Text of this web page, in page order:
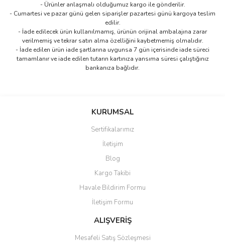
- Ürünler anlaşmalı olduğumuz kargo ile gönderilir.
- Cumartesi ve pazar günü gelen siparişler pazartesi günü kargoya teslim
edilir.
- İade edilecek ürün kullanılmamış, ürünün orijinal ambalajına zarar
verilmemiş ve tekrar satın alma özelliğini kaybetmemiş olmalıdır.
- İade edilen ürün iade şartlarına uygunsa 7 gün içerisinde iade süreci
tamamlanır ve iade edilen tutarın kartınıza yansıma süresi çalıştığınız
bankanıza bağlıdır.
Bu ürüne ilk yorumu siz yapın!
Yorum Yaz
Ürün resmi kalitesiz, bozuk veya görüntülenemiyor.
Ürün açıklamasında eksik bilgiler bulunuyor.
Ürün bilgilerinde hatalar bulunuyor.
Ürün fiyatı diğer sitelerden daha pahalı.
Bu ürüne benzer farklı alternatifler olmalı.
KURUMSAL
Sertifikalarımız
İletişim
Blog
Kargo Takibi
Havale Bildirim Formu
İletişim Formu
ALIŞVERİŞ
Mesafeli Satış Sözleşmesi